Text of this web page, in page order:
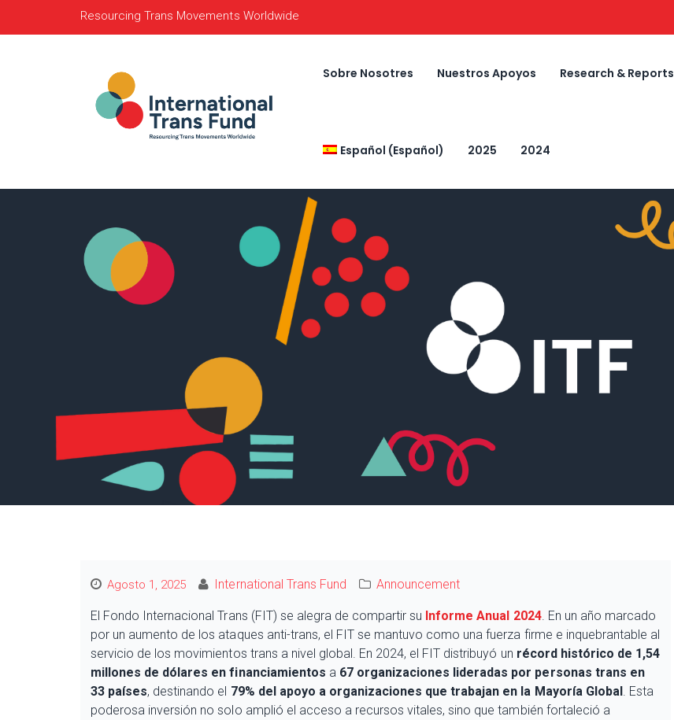
Resourcing Trans Movements Worldwide
Sobre Nosotres Nuestros Apoyos Research & Reports
Español (Español) 2025 2024
Agosto 1, 2025 International Trans Fund Announcement
El Fondo Internacional Trans (FIT) se alegra de compartir su Informe Anual 2024. En un año marcado
por un aumento de los ataques anti-trans, el FIT se mantuvo como una fuerza firme e inquebrantable al
servicio de los movimientos trans a nivel global. En 2024, el FIT distribuyó un récord histórico de 1,54
millones de dólares en financiamientos a 67 organizaciones lideradas por personas trans en
33 países, destinando el 79% del apoyo a organizaciones que trabajan en la Mayoría Global. Esta
poderosa inversión no solo amplió el acceso a recursos vitales, sino que también fortaleció a